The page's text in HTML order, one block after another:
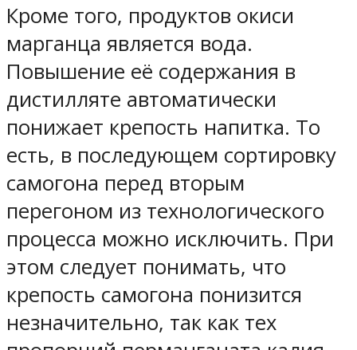
Кроме того, продуктов окиси
марганца является вода.
Повышение её содержания в
дистилляте автоматически
понижает крепость напитка. То
есть, в последующем сортировку
самогона перед вторым
перегоном из технологического
процесса можно исключить. При
этом следует понимать, что
крепость самогона понизится
незначительно, так как тех